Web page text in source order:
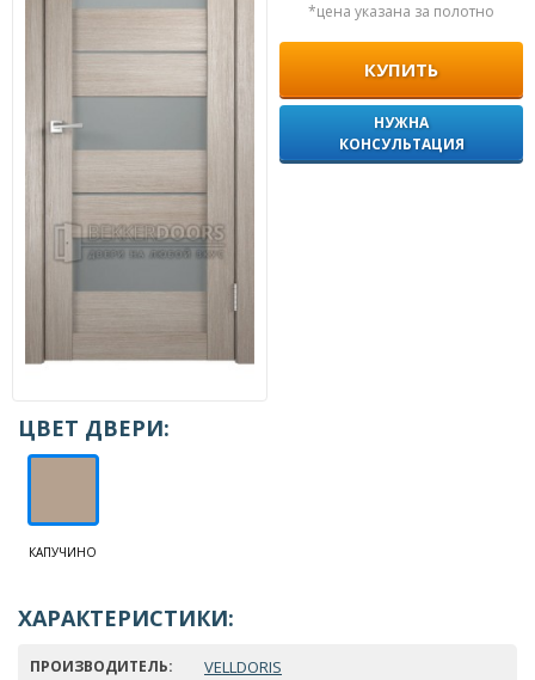
*цена указана за полотно
КУПИТЬ
НУЖНА
КОНСУЛЬТАЦИЯ
ЦВЕТ ДВЕРИ:
КАПУЧИНО
ХАРАКТЕРИСТИКИ:
ПРОИЗВОДИТЕЛЬ: VELLDORIS